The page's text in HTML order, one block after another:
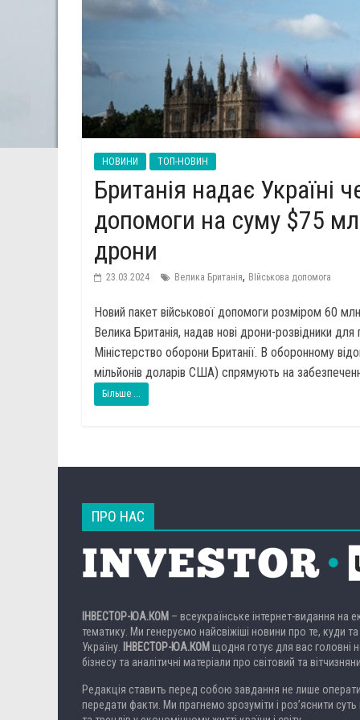
НОВИНИ ТОП-НОВИН
Британія надає Україні
допомоги на суму $75
дрони
23.03.2024 Велика Британія, ВІйськова допомога
Новий пакет військової допомоги розміром 60
Велика Британія, надав нові дрони-розвідники
Міністерство оборони Британії. В оборонному
мільйонів доларів США) спрямують на
Більше ...
ПРО НАС
ІНВЕСТОР-ЮА.КОМ – всеукраїнське інтернет-видання на
тематику. Ми генеруємо найсвіжіші новини про те, куди та
Україну.
ІНВЕСТОР-ЮА.КОМ щодня готує для вас головні
бізнесу та аналітичні матеріали про світовий та
Редакція ставить перед собою завдання не лише
передати факти. Ми прагнемо зрозуміти і роз’яснити суть